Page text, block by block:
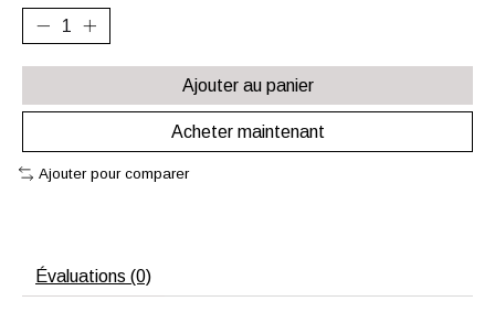
Ajouter au panier
Acheter maintenant
Ajouter pour comparer
Évaluations (0)